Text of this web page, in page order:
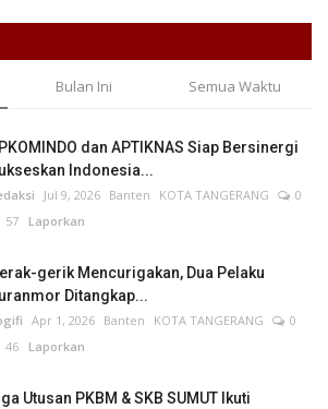
Bulan Ini Semua Waktu
dan APTIKNAS Siap Bersinergi
Indonesia...
Jul 9, 2026 Banten KOTA TANGERANG
0
57 Laporkan
gerik Mencurigakan, Dua Pelaku
Ditangkap...
Apr 1, 2026 Banten KOTA TANGERANG
0
46 Laporkan
Utusan PKBM & SKB SUMUT Ikuti